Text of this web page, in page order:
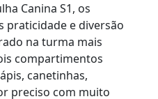
Canina S1, os
praticidade e diversão
na turma mais
compartimentos
canetinhas,
preciso com muito